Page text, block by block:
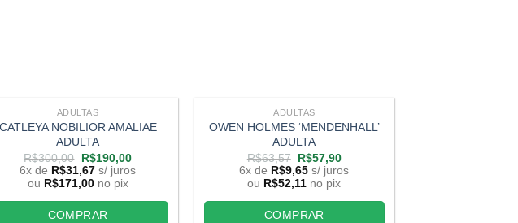
ADULTAS
CATLEYA NOBILIOR AMALIAE
ADULTA
R$300,00 O
preço
original
era:
R$300,00.
R$190,00O
preço
R$190,00.
6x de R$31,67 s/ juros
ou R$171,00 no pix
COMPRAR
ADULTAS
OWEN HOLMES ‘MENDENHALL’
ADULTA
R$63,57 O
preço
original
era:
R$63,57.
R$57,90O
preço
R$57,90.
6x de R$9,65 s/ juros
ou R$52,11 no pix
COMPRAR